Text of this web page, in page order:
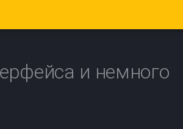
и немного